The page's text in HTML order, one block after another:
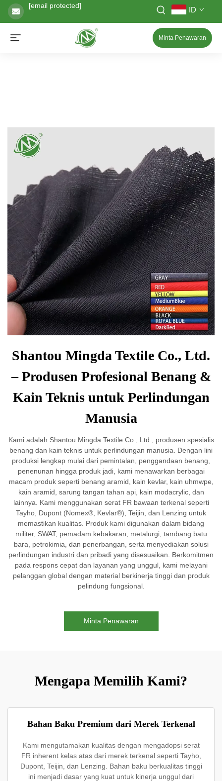
[email protected] ID
Minta Penawaran
Shantou Mingda Textile Co., Ltd.
– Produsen Profesional Benang &
Kain Teknis untuk Perlindungan
Manusia
Kami adalah Shantou Mingda Textile Co., Ltd., produsen spesialis
benang dan kain teknis untuk perlindungan manusia. Dengan lini
produksi lengkap mulai dari pemintalan, penggandaan benang,
penenunan hingga produk jadi, kami menawarkan berbagai
macam produk seperti benang aramid, kain kevlar, kain uhmwpe,
kain aramid, sarung tangan tahan api, kain modacrylic, dan
lainnya. Kami menggunakan serat FR bawaan terkenal seperti
Tayho, Dupont (Nomex®, Kevlar®), Teijin, dan Lenzing untuk
memastikan kualitas. Produk kami digunakan dalam bidang
militer, SWAT, pemadam kebakaran, metalurgi, tambang batu
bara, petrokimia, dan penerbangan, serta menyediakan solusi
perlindungan industri dan pribadi yang disesuaikan. Berkomitmen
pada respons cepat dan layanan yang unggul, kami melayani
pelanggan global dengan material berkinerja tinggi dan produk
pelindung fungsional.
Minta Penawaran
Mengapa Memilih Kami?
Bahan Baku Premium dari Merek Terkenal
Kami mengutamakan kualitas dengan mengadopsi serat
FR inherent kelas atas dari merek terkenal seperti Tayho,
Dupont, Teijin, dan Lenzing. Bahan baku berkualitas tinggi
ini menjadi dasar yang kuat untuk kinerja unggul dari